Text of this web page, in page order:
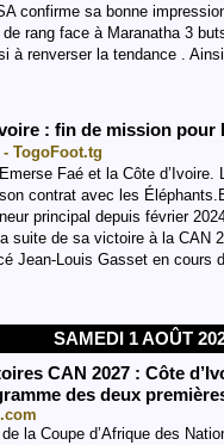
confirme sa bonne
rang face à Maranatha 3
à renverser la tendance .
: fin de mission pour
- TogoFoot.tg
Faé et la Côte
contrat avec les
principal depuis février
suite de sa victoire à la CAN
Jean-Louis Gasset en cours
SAMEDI 1 AOÛT
CAN 2027 : Côte
des deux
la Coupe d’Afrique des